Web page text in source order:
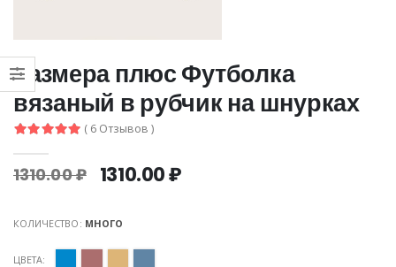
размера плюс Футболка
вязаный в рубчик на шнурках
( 6 Отзывов )
1310.00 ₽ 1310.00 ₽
КОЛИЧЕСТВО: МНОГО
ЦВЕТА: